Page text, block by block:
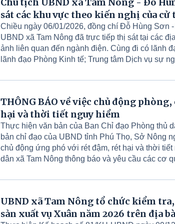
sát các khu vực theo kiến nghị của cử
Chiều ngày 06/01/2026, đồng chí Đỗ Hùng Sơn
UBND xã Tam Nông đã trực tiếp thị sát tại các
ảnh liên quan đến ngành điện. Cùng đi có lãnh
lãnh đạo Phòng Kinh tế; Trung tâm Dịch vụ sự
THÔNG BÁO về việc chủ động
hại và thời tiết nguy hiểm
Thực hiện văn bản của Ban Chỉ đạo Phòng thủ
bản chỉ đạo của UBND tỉnh Phú Thọ, Sở Nông
chủ động ứng phó với rét đậm, rét hại và thời
dân xã Tam Nông thông báo và yêu cầu các cơ
UBND xã Tam Nông tổ chức kiểm
sản xuất vụ Xuân năm 2026 trên địa